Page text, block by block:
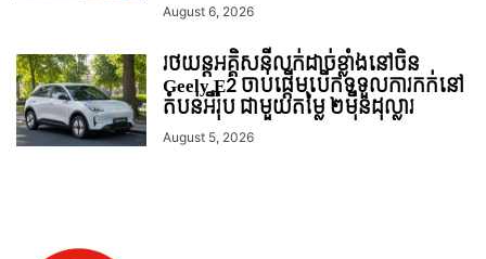
August 6, 2026
រថយន្ដអគ្គិសនីលក់ដាច់ខ្លាំងនៅចិន
Geely E2 ចាប់ផ្តើមបើកទទួលការកក់នៅ
តំបន់អឺរ៉ុប ជាមួយតម្លៃ ២ម៉ឺនដុល្លារ
August 5, 2026